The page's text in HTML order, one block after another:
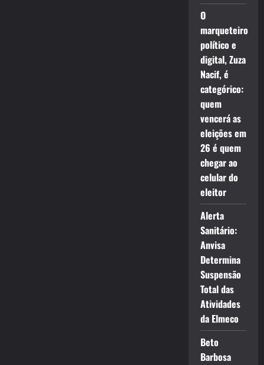
O
marqueteiro
político e
digital, Zuza
Nacif, é
categórico:
quem
vencerá as
eleições em
26 é quem
chegar ao
celular do
eleitor
Alerta
Sanitário:
Anvisa
Determina
Suspensão
Total das
Atividades
da Elmeco
Beto
Barbosa